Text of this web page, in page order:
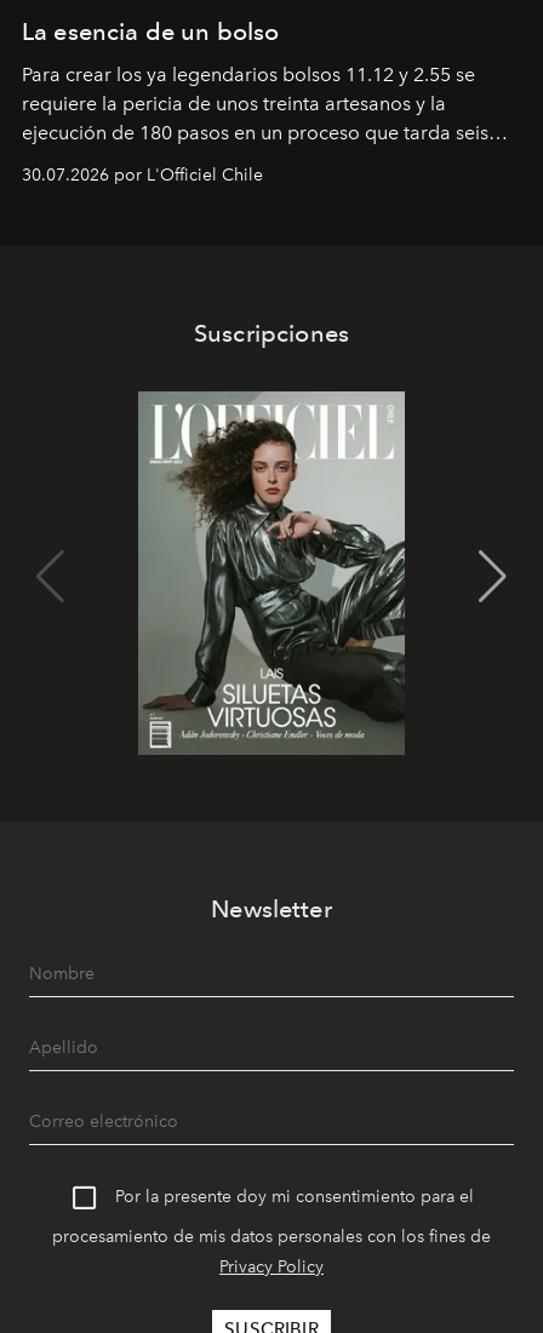
La esencia de un bolso
Para crear los ya legendarios bolsos 11.12 y 2.55 se
requiere la pericia de unos treinta artesanos y la
ejecución de 180 pasos en un proceso que tarda seis
que se enseña solamente en la escuela de formación de
30.07.2026 por L'Officiel Chile
Suscripciones
Newsletter
Por la presente doy mi consentimiento para el
procesamiento de mis datos personales con los fines de
Privacy Policy